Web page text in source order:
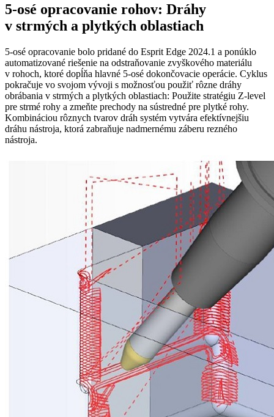
5-osé opracovanie rohov: Dráhy
v strmých a plytkých oblastiach
5-osé opracovanie bolo pridané do Esprit Edge 2024.1 a ponúklo
automatizované riešenie na odstraňovanie zvyškového materiálu
v rohoch, ktoré dopĺňa hlavné 5-osé dokončovacie operácie. Cyklus
pokračuje vo svojom vývoji s možnosťou použiť rôzne dráhy
obrábania v strmých a plytkých oblastiach: Použite stratégiu Z-level
pre strmé rohy a zmeňte prechody na sústredné pre plytké rohy.
Kombináciou rôznych tvarov dráh systém vytvára efektívnejšiu
dráhu nástroja, ktorá zabraňuje nadmernému záberu rezného
nástroja.